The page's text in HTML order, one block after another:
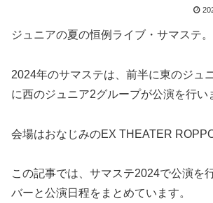
ジュニアの夏の恒例ライブ・サマステ。
2024年のサマステは、前半に東のジュ
に西のジュニア2グループが公演を行い
会場はおなじみのEX THEATER
この記事では、サマステ2024で公演を
バーと公演日程をまとめています。